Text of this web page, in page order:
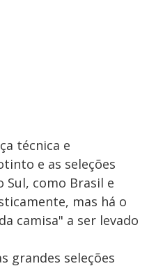
técnica e
e as seleções
Sul, como Brasil e
mas há o
camisa" a ser levado
grandes seleções